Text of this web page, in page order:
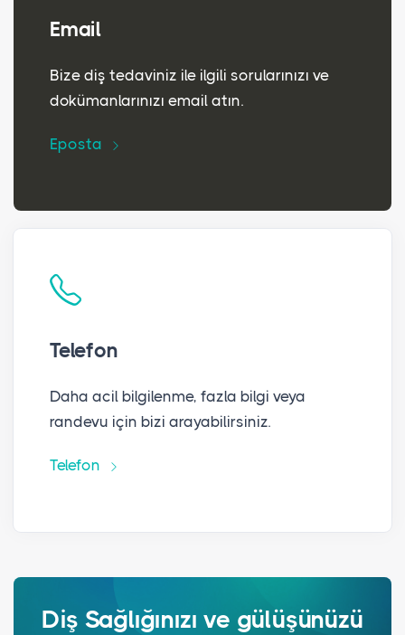
Email
Bize diş tedaviniz ile ilgili sorularınızı ve
dokümanlarınızı email atın.
Eposta
Telefon
Daha acil bilgilenme, fazla bilgi veya
randevu için bizi arayabilirsiniz.
Telefon
Diş Sağlığınızı ve gülüşünüzü